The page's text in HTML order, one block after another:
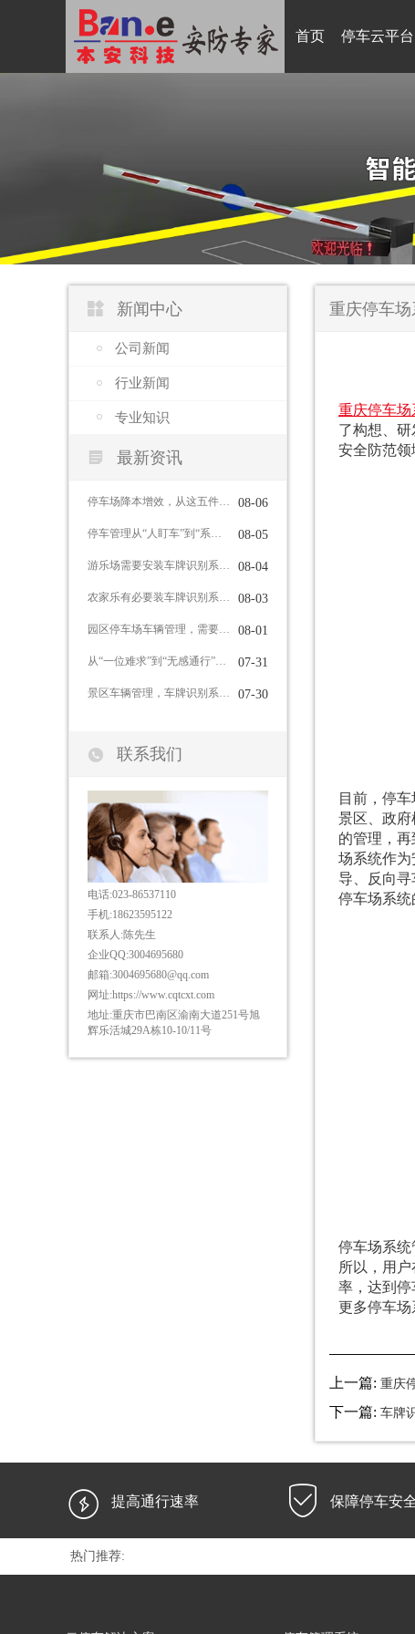
首页 停车云平台
 新闻中心
公司新闻
行业新闻
专业知识
 最新资讯
停车场降本增效，从这五件事入手 08-06
停车管理从“人盯车”到“系统管”，车牌识别系统能做到这些 08-05
游乐场需要安装车牌识别系统吗？ 08-04
农家乐有必要装车牌识别系统吗？ 08-03
园区停车场车辆管理，需要哪些功能？ 08-01
从“一位难求”到“无感通行”：智慧停车如何重塑城市出行体验 07-31
景区车辆管理，车牌识别系统有哪些作用？ 07-30
 联系我们
电话:023-86537110
手机:18623595122
联系人:陈先生
企业QQ:3004695680
邮箱:3004695680@qq.com
网址:https://www.cqtcxt.com
地址:重庆市巴南区渝南大道251号旭
辉乐活城29A栋10-10/11号
重庆停车
重庆停车场
了构想、
安全防范领
目前，停
景区、政
的管理，
场系统作为
导、反向寻
停车场系统
停车场系统
所以，用
率，达到停
更多停车场
上一篇: 重庆
下一篇: 车牌
 提高通行速率  保障停车安
热门推荐: